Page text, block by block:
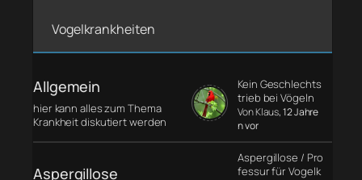
Vogelkrankheiten
Allgemein
hier kann alles zum Thema
Krankheit diskutiert werden
Kein Geschlechts
trieb bei Vögeln
Von Klaus, 12 Jahre
n vor
Aspergillose
Aspergillose / Pro
fessur für Vogelk